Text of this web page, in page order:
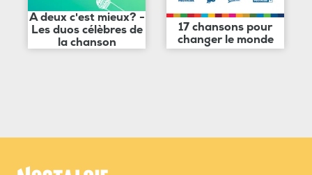
A deux c'est mieux? -
Les duos célèbres de
la chanson
17 chansons pour
changer le monde